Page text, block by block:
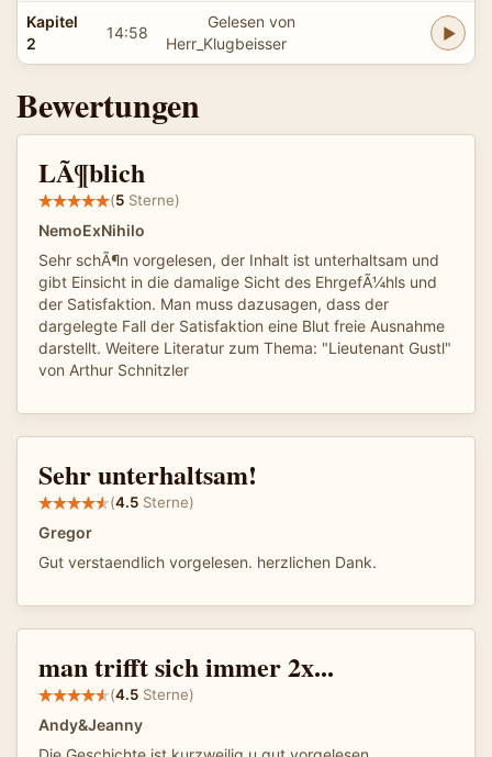
Kapitel
2
14:58
Gelesen von
Herr_Klugbeisser
Bewertungen
LÃ¶blich
(5 Sterne)
NemoExNihilo
Sehr schÃ¶n vorgelesen, der Inhalt ist unterhaltsam und
gibt Einsicht in die damalige Sicht des EhrgefÃ¼hls und
der Satisfaktion. Man muss dazusagen, dass der
dargelegte Fall der Satisfaktion eine Blut freie Ausnahme
darstellt. Weitere Literatur zum Thema: "Lieutenant Gustl"
von Arthur Schnitzler
Sehr unterhaltsam!
(4.5 Sterne)
Gregor
Gut verstaendlich vorgelesen. herzlichen Dank.
man trifft sich immer 2x...
(4.5 Sterne)
Andy&Jeanny